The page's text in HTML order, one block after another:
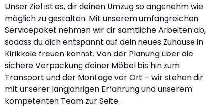
Unser Ziel ist es, dir deinen Umzug so angenehm wie
möglich zu gestalten. Mit unserem umfangreichen
Servicepaket nehmen wir dir sämtliche Arbeiten ab,
sodass du dich entspannt auf dein neues Zuhause in
Kirikkale freuen kannst. Von der Planung über die
sichere Verpackung deiner Möbel bis hin zum
Transport und der Montage vor Ort – wir stehen dir
mit unserer langjährigen Erfahrung und unserem
kompetenten Team zur Seite.